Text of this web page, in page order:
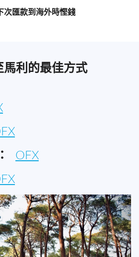
次匯款到海外時慳錢
馬利的最佳方式
OFX